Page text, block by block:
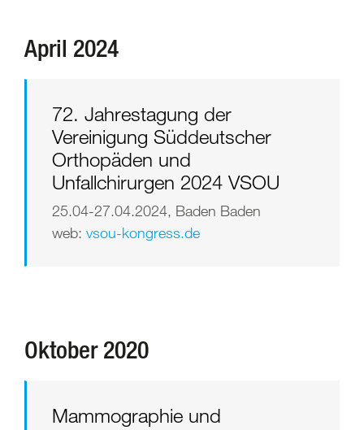
April 2024
72. Jahrestagung der
Vereinigung Süddeutscher
Orthopäden und
Unfallchirurgen 2024 VSOU
25.04-27.04.2024, Baden Baden
web: vsou-kongress.de
Oktober 2020
Mammographie und